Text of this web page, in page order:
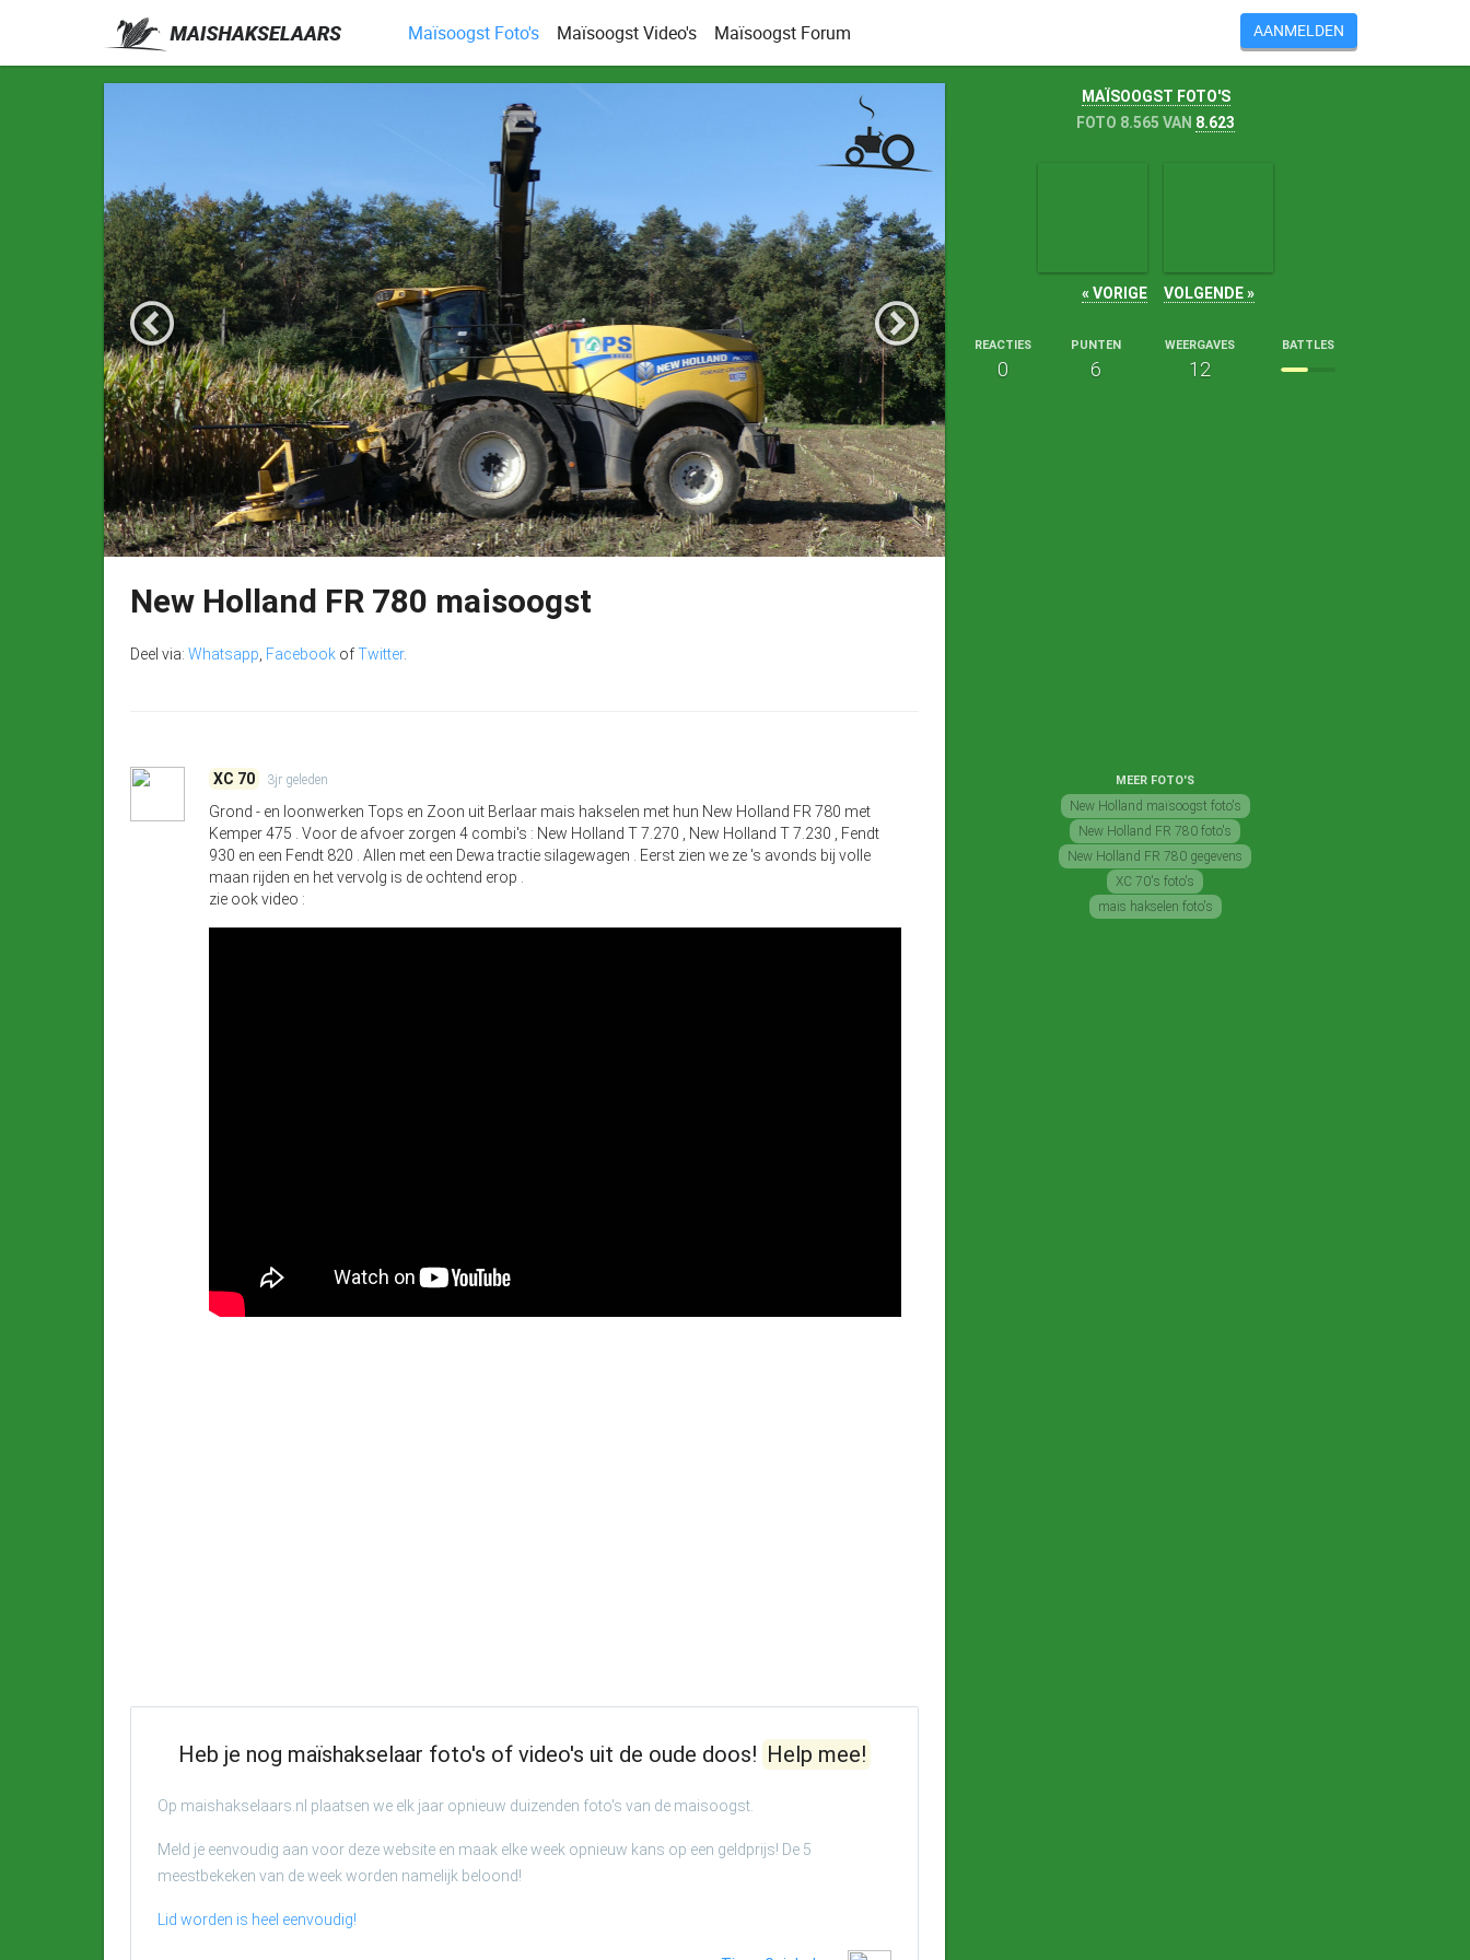
Maïsoogst Foto's Maïsoogst Video's Maïsoogst Forum AANMELDEN
New Holland FR 780 maisoogst
Deel via: Whatsapp Facebook ofTwitter.
XC 70 3jr geleden
Grond - en loonwerken Tops en Zoon uit Berlaar mais hakselen met hun New Holland FR 780 met
Kemper 475 . Voor de afvoer zorgen 4 combi's : New Holland T 7.270 , New Holland T 7.230 , Fendt
930 en een Fendt 820 . Allen met een Dewa tractie silagewagen . Eerst zien we ze 's avonds bij volle
maan rijden en het vervolg is de ochtend erop .
zie ook video :
Heb je nog maïshakselaar foto's of video's uit de oude doos! Help mee!
Op maishakselaars.nl plaatsen we elk jaar opnieuw duizenden foto's van de maisoogst.
Meld je eenvoudig aan voor deze website en maak elke week opnieuw kans op een geldprijs! De 5
meestbekeken van de week worden namelijk beloond!
Lid worden is heel eenvoudig!
MAÏSOOGST FOTO'S
FOTO 8.565 VAN 8.623
« VORIGE VOLGENDE »
REACTIES
0
PUNTEN
6
WEERGAVES
12
BATTLES
MEER FOTO'S
New Holland maïsoogst foto's
New Holland FR 780 foto's
New Holland FR 780 gegevens
XC 70's foto's
mais hakselen foto's